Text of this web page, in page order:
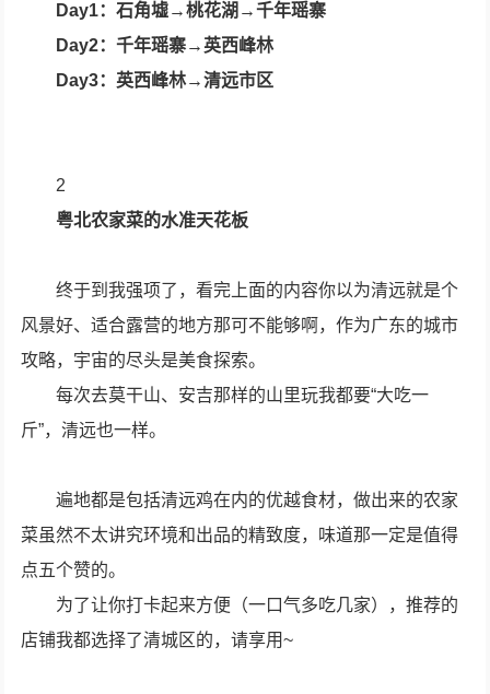
Day1：石角墟→桃花湖→千年瑶寨
Day2：千年瑶寨→英西峰林
Day3：英西峰林→清远市区
2
粤北农家菜的水准天花板
终于到我强项了，看完上面的内容你以为清远就是个
风景好、适合露营的地方那可不能够啊，作为广东的城市
攻略，宇宙的尽头是美食探索。
每次去莫干山、安吉那样的山里玩我都要“大吃一
斤”，清远也一样。
遍地都是包括清远鸡在内的优越食材，做出来的农家
菜虽然不太讲究环境和出品的精致度，味道那一定是值得
点五个赞的。
为了让你打卡起来方便（一口气多吃几家），推荐的
店铺我都选择了清城区的，请享用~